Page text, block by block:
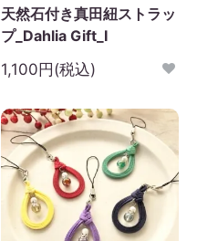
天然石付き真田紐ストラッ
プ_Dahlia Gift_I
1,100円(税込)